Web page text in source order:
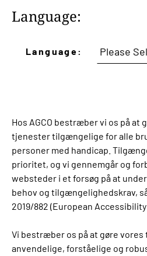
Language:
Language:
Hos AGCO bestræber vi os på at
tjenester tilgængelige for alle
personer med handicap.
prioritet, og vi gennemgår og
websteder i et forsøg på at
behov og tilgængelighedskrav,
2019/882 (European Accessibility
Vi bestræber os på at gøre
anvendelige, forståelige og